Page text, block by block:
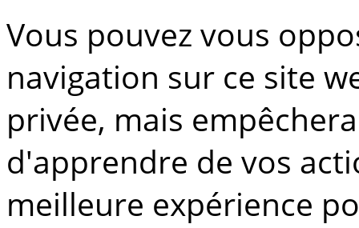
Vous pouvez vous
navigation sur ce site
privée, mais
d'apprendre de vos
meilleure expérience